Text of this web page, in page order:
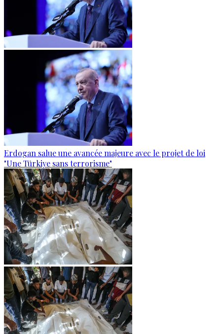
Erdogan salue une avancée majeure avec le projet de loi
"Une Türkiye sans terrorisme"